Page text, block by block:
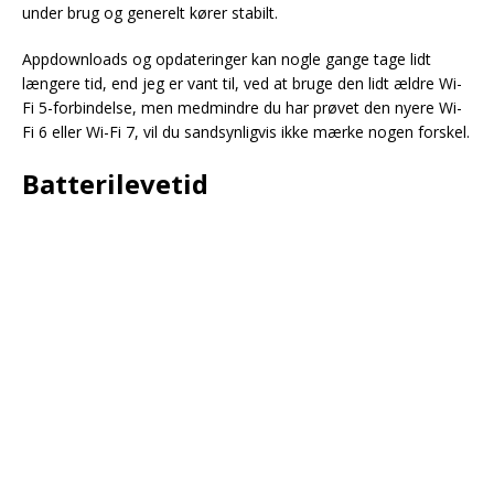
under brug og generelt kører stabilt.
Appdownloads og opdateringer kan nogle gange tage lidt
længere tid, end jeg er vant til, ved at bruge den lidt ældre Wi-
Fi 5-forbindelse, men medmindre du har prøvet den nyere Wi-
Fi 6 eller Wi-Fi 7, vil du sandsynligvis ikke mærke nogen forskel.
Batterilevetid